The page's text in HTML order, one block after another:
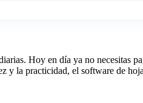
Hoy en día ya no necesitas
y la practicidad, el software de